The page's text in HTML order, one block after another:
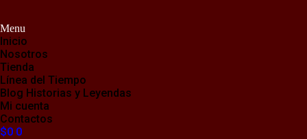
Menu
Inicio
Nosotros
Tienda
Línea del Tiempo
Blog Historias y Leyendas
Mi cuenta
Contactos
$0 0